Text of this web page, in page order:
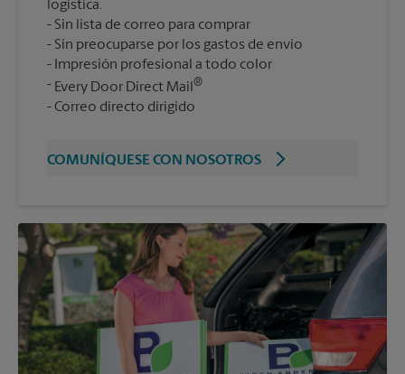
logística.
Sin lista de correo para comprar
Sin preocuparse por los gastos de envío
Impresión profesional a todo color
Every Door Direct Mail ®
Correo directo dirigido
COMUNÍQUESE CON NOSOTROS